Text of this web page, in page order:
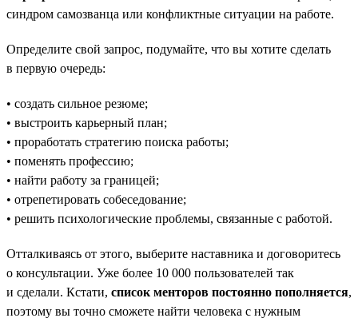
синдром самозванца или конфликтные ситуации на работе.
Определите свой запрос, подумайте, что вы хотите сделать
в первую очередь:
• создать сильное резюме;
• выстроить карьерный план;
• проработать стратегию поиска работы;
• поменять профессию;
• найти работу за границей;
• отрепетировать собеседование;
• решить психологические проблемы, связанные с работой.
Отталкиваясь от этого, выберите наставника и договоритесь
о консультации. Уже более 10 000 пользователей так
и сделали. Кстати, список менторов постоянно пополняется,
поэтому вы точно сможете найти человека с нужным